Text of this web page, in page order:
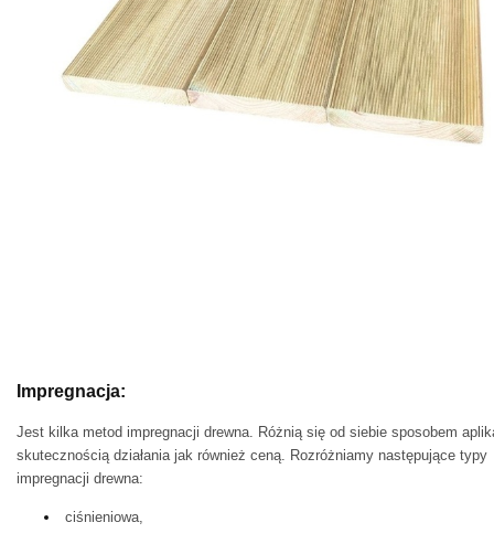
Impregnacja:
Jest kilka metod impregnacji drewna. Różnią się od siebie sposobem
skutecznością działania jak również ceną. Rozróżniamy następujące typy
impregnacji drewna:
ciśnieniowa,